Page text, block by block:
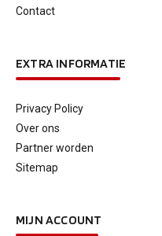
Contact
EXTRA INFORMATIE
Privacy Policy
Over ons
Partner worden
Sitemap
MIJN ACCOUNT